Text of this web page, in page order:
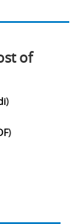
of
)
)